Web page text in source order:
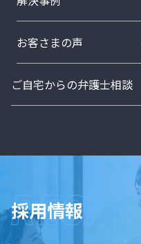
お客さまの声
ご自宅からの弁護士相談
採用情報